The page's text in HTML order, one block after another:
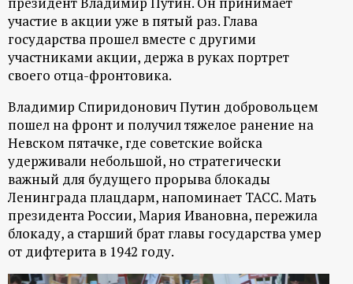
и
о
н
н
ы
й
п
участие в акции уже в пятый раз. Глава
государства прошел вместе с другими
участниками акции, держа в руках портрет
своего отца-фронтовика.
Владимир Спиридонович Путин добровольцем
пошел на фронт и получил тяжелое ранение на
Невском пятачке, где советские войска
удерживали небольшой, но стратегически
важный для будущего прорыва блокады
Ленинграда плацдарм, напоминает ТАСС. Мать
президента России, Мария Ивановна, пережила
блокаду, а старший брат главы государства умер
от дифтерита в 1942 году.